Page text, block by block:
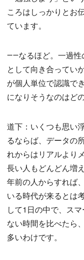
ころはしっかりとお
ています。
――なるほど。一過性
として向き合ってい
が個人単位で認識で
になりそうなのはど
道下：いくつも思い
るならば、データの
れからはリアルより
長い人もどんどん増
年前の人からすれば
いる時代が来るとは
して1日の中で、ス
ない時間を比べたら
多いわけです。